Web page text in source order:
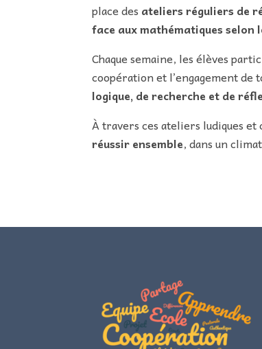
place des ateliers réguliers de
face aux mathématiques selon
Chaque semaine, les élèves
coopération et l’engagement de
logique, de recherche et de
À travers ces ateliers ludiques
réussir ensemble, dans un